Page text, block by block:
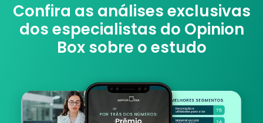
Confira as análises exclusivas
dos especialistas do Opinion
Box sobre o estudo